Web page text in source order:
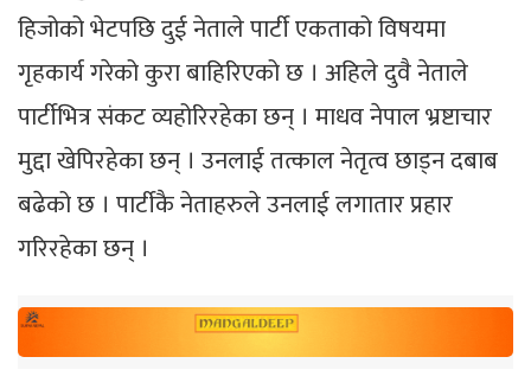
हिजोको भेटपछि दुई नेताले पार्टी एकताको विषयमा
गृहकार्य गरेको कुरा बाहिरिएको छ । अहिले दुवै नेताले
पार्टीभित्र संकट व्यहोरिरहेका छन् । माधव नेपाल भ्रष्टाचार
मुद्दा खेपिरहेका छन् । उनलाई तत्काल नेतृत्व छाड्न दबाब
बढेको छ । पार्टीकै नेताहरुले उनलाई लगातार प्रहार
गरिरहेका छन् ।